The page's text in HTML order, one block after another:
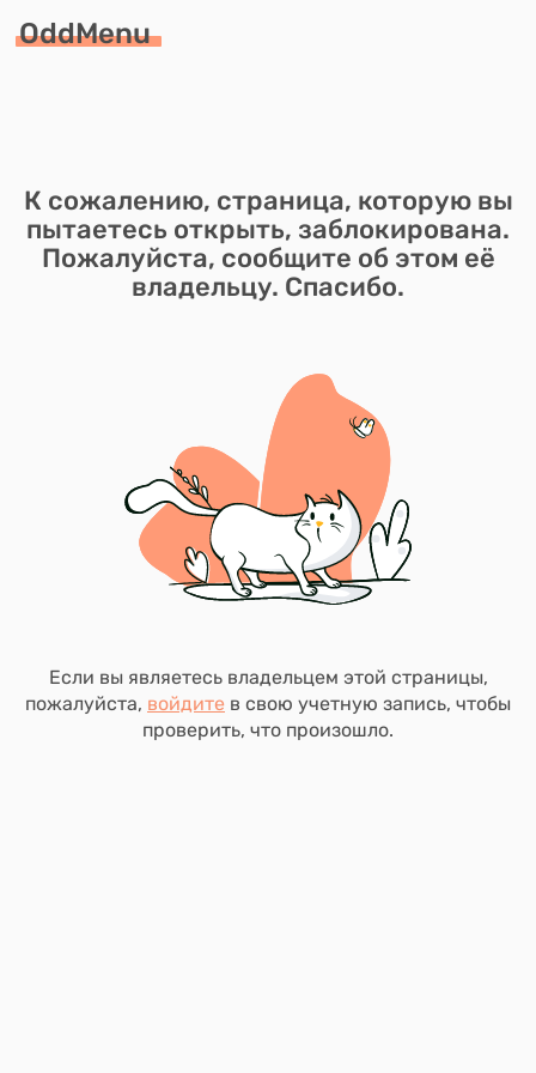
OddMenu
К сожалению, страница, которую вы
пытаетесь открыть, заблокирована.
Пожалуйста, сообщите об этом её
владельцу. Спасибо.
Если вы являетесь владельцем этой страницы,
пожалуйста, войдите в свою учетную запись, чтобы
проверить, что произошло.